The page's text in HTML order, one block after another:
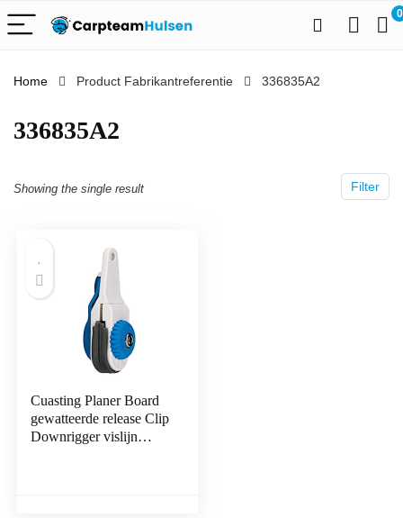
0
Home Product Fabrikantreferentie ‎336835A2
‎336835A2
Filter
Showing the single result
Cuasting Planer Board
gewatteerde release Clip
Downrigger vislijn